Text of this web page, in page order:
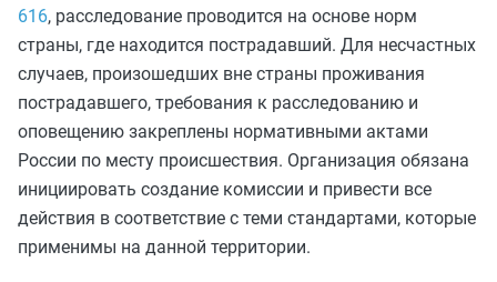
616, расследование проводится на основе норм
страны, где находится пострадавший. Для несчастных
случаев, произошедших вне страны проживания
пострадавшего, требования к расследованию и
оповещению закреплены нормативными актами
России по месту происшествия. Организация обязана
инициировать создание комиссии и привести все
действия в соответствие с теми стандартами, которые
применимы на данной территории.